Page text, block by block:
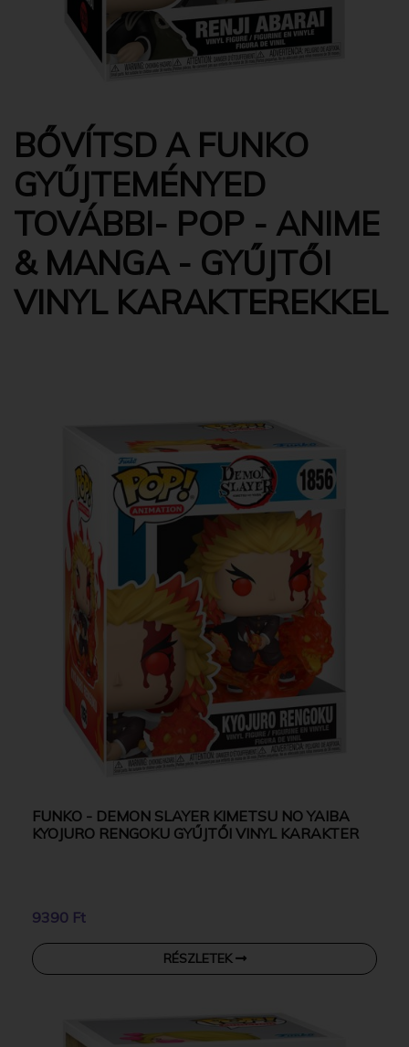
BŐVÍTSD A FUNKO
GYŰJTEMÉNYED
TOVÁBBI- POP - ANIME
& MANGA - GYŰJTŐI
VINYL KARAKTEREKKEL
FUNKO - DEMON SLAYER KIMETSU NO YAIBA
KYOJURO RENGOKU GYŰJTŐI VINYL KARAKTER
9390 Ft
RÉSZLETEK